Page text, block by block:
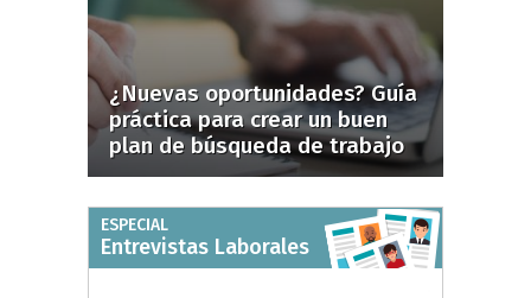
¿Nuevas oportunidades? Guía
práctica para crear un buen
plan de búsqueda de trabajo
ESPECIAL
Entrevistas Laborales